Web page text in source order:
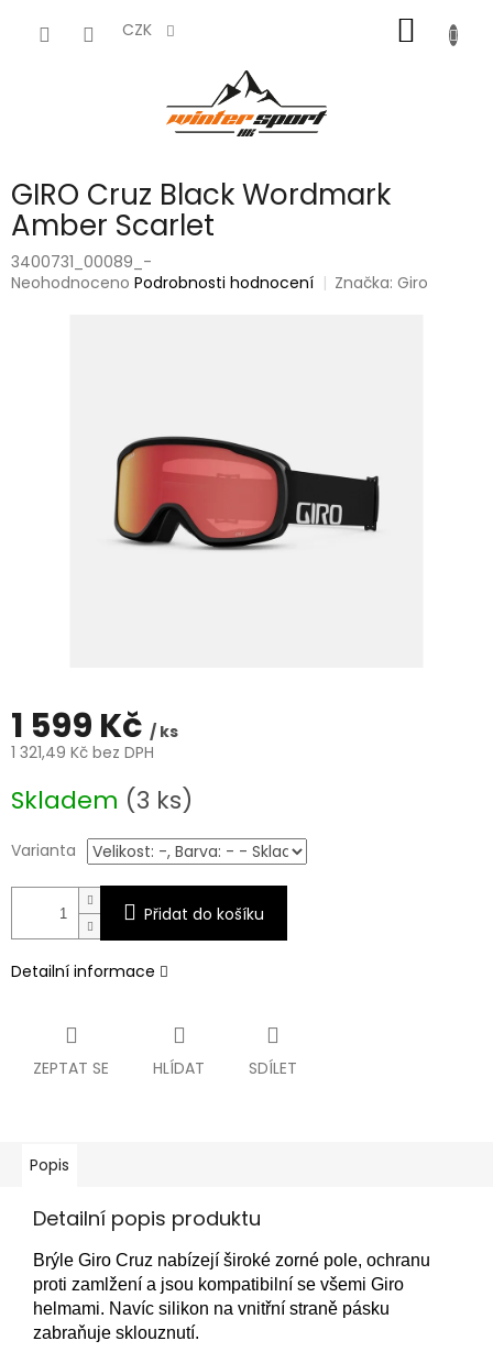
CZK
KOŠÍK
GIRO Cruz Black Wordmark
Amber Scarlet
3400731_00089_-
Průměrné
Neohodnoceno Podrobnosti hodnocení Značka:Giro
1 599 Kč / ks
1 321,49 Kč bez DPH
cena:
Skladem (3 ks)
Varianta
Přidat do košíku
Detailní informace
ZEPTAT SE HLÍDAT SDÍLET
Popis
Detailní popis produktu
Brýle Giro Cruz nabízejí široké zorné pole, ochranu
proti zamlžení a jsou kompatibilní se všemi Giro
helmami. Navíc silikon na vnitřní straně pásku
zabraňuje sklouznutí.